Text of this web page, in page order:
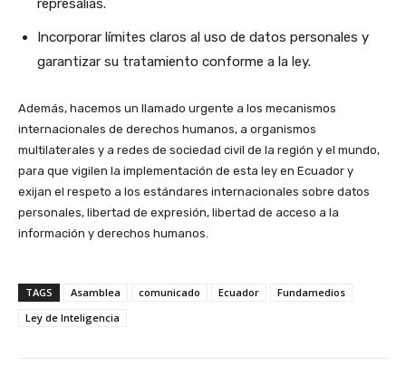
represalias.
Incorporar límites claros al uso de datos personales y
garantizar su tratamiento conforme a la ley.
Además, hacemos un llamado urgente a los mecanismos
internacionales de derechos humanos, a organismos
multilaterales y a redes de sociedad civil de la región y el mundo,
para que vigilen la implementación de esta ley en Ecuador y
exijan el respeto a los estándares internacionales sobre datos
personales, libertad de expresión, libertad de acceso a la
información y derechos humanos.
TAGS Asamblea comunicado Ecuador
Fundamedios
Ley de Inteligencia